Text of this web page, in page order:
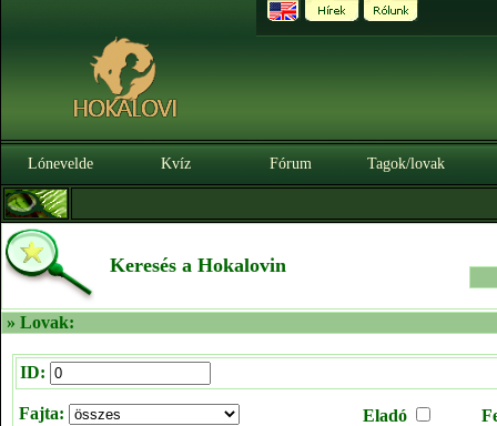
Lónevelde Kvíz Fórum Tagok/lovak
Keresés a Hokalovin
» Lovak:
ID:
Fajta: Eladó